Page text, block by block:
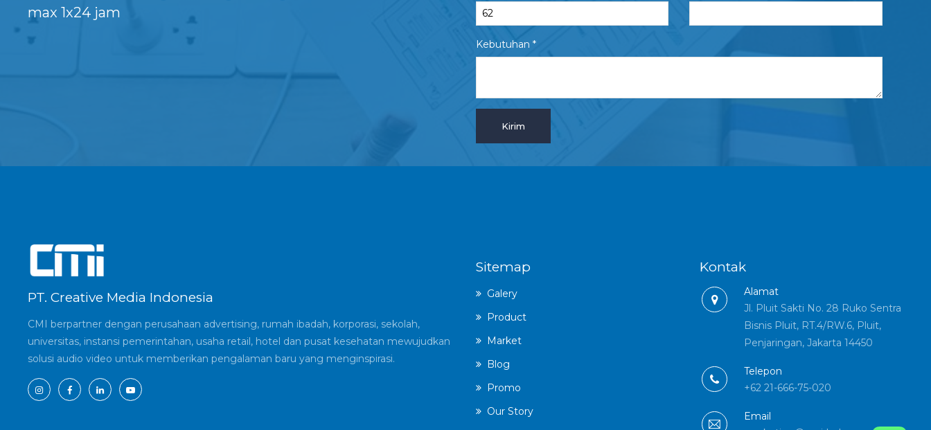
max 1x24 jam
Kebutuhan *
PT. Creative Media Indonesia
CMI berpartner dengan perusahaan advertising, rumah ibadah, korporasi, sekolah,
universitas, instansi pemerintahan, usaha retail, hotel dan pusat kesehatan mewujudkan
solusi audio video untuk memberikan pengalaman baru yang menginspirasi.
Sitemap
Galery
Product
Market
Blog
Promo
Our Story
Kontak
Alamat
Jl. Pluit Sakti No. 28 Ruko Sentra
Bisnis Pluit, RT.4/RW.6, Pluit,
Penjaringan, Jakarta 14450
Telepon
+62 21-666-75-020
Email